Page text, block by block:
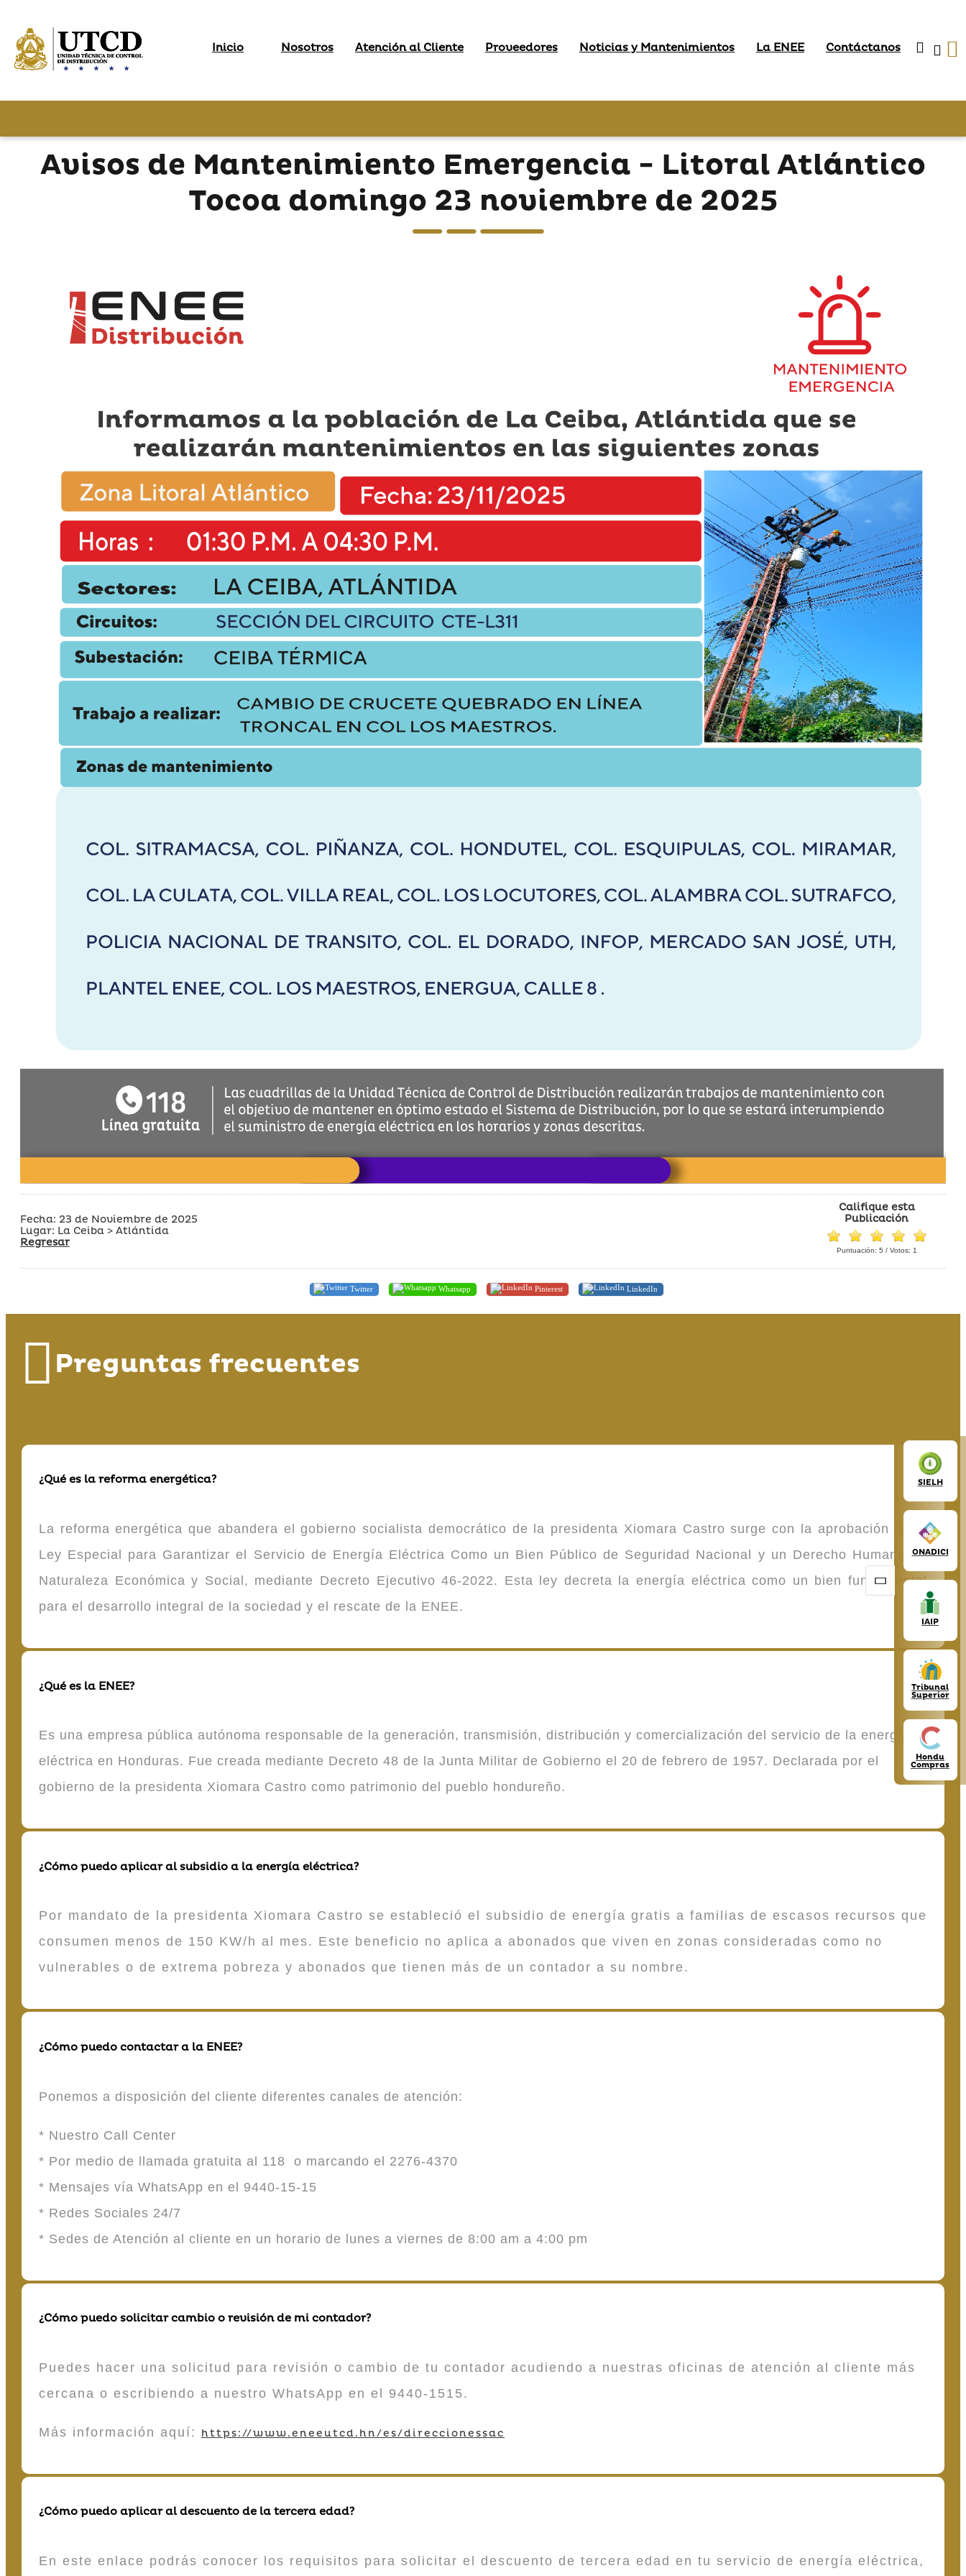
Inicio Nosotros Atención al Cliente Proveedores Noticias y Mantenimientos La ENEE Contáctanos
SIELH
ONADICI
IAIP
Tribunal
Superior
Hondu
Compras
Avisos de Mantenimiento Emergencia - Litoral Atlántico
Tocoa domingo 23 noviembre de 2025
Fecha: 23 de Noviembre de 2025
Lugar: La Ceiba > Atlántida
Regresar
Califique esta
Publicación
Puntuación: 5 / Votos: 1
Twitter Whatsapp Pinterest LinkedIn
Preguntas frecuentes
¿Qué es la reforma energética?
La reforma energética que abandera el gobierno socialista democrático de la presidenta Xiomara Castro surge con la aprobación de la
Ley Especial para Garantizar el Servicio de Energía Eléctrica Como un Bien Público de Seguridad Nacional y un Derecho Humano de
Naturaleza Económica y Social, mediante Decreto Ejecutivo 46-2022. Esta ley decreta la energía eléctrica como un bien fundamental
para el desarrollo integral de la sociedad y el rescate de la ENEE.
¿Qué es la ENEE?
Es una empresa pública autónoma responsable de la generación, transmisión, distribución y comercialización del servicio de la energía
eléctrica en Honduras. Fue creada mediante Decreto 48 de la Junta Militar de Gobierno el 20 de febrero de 1957. Declarada por el
gobierno de la presidenta Xiomara Castro como patrimonio del pueblo hondureño.
¿Cómo puedo aplicar al subsidio a la energía eléctrica?
Por mandato de la presidenta Xiomara Castro se estableció el subsidio de energía gratis a familias de escasos recursos que
consumen menos de 150 KW/h al mes. Este beneficio no aplica a abonados que viven en zonas consideradas como no
vulnerables o de extrema pobreza y abonados que tienen más de un contador a su nombre.
¿Cómo puedo contactar a la ENEE?
Ponemos a disposición del cliente diferentes canales de atención:
* Nuestro Call Center
* Por medio de llamada gratuita al 118 o marcando el 2276-4370
* Mensajes vía WhatsApp en el 9440-15-15
* Redes Sociales 24/7
* Sedes de Atención al cliente en un horario de lunes a viernes de 8:00 am a 4:00 pm
¿Cómo puedo solicitar cambio o revisión de mi contador?
Puedes hacer una solicitud para revisión o cambio de tu contador acudiendo a nuestras oficinas de atención al cliente más
cercana o escribiendo a nuestro WhatsApp en el 9440-1515.
Más información aquí: https://www.eneeutcd.hn/es/direccionessac
¿Cómo puedo aplicar al descuento de la tercera edad?
En este enlace podrás conocer los requisitos para solicitar el descuento de tercera edad en tu servicio de energía eléctrica,